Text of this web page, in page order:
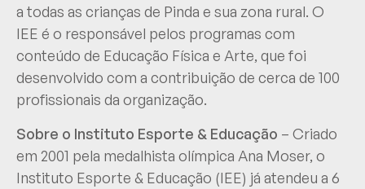
a todas as crianças de Pinda e sua zona rural. O
IEE é o responsável pelos programas com
conteúdo de Educação Física e Arte, que foi
desenvolvido com a contribuição de cerca de 100
profissionais da organização.
Sobre o Instituto Esporte & Educação – Criado
em 2001 pela medalhista olímpica Ana Moser, o
Instituto Esporte & Educação (IEE) já atendeu a 6